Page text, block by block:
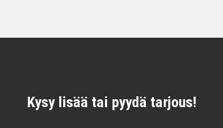
Kysy lisää tai pyydä tarjous!